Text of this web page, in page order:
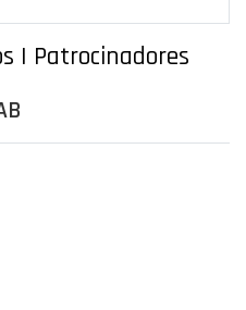
| Patrocinadores